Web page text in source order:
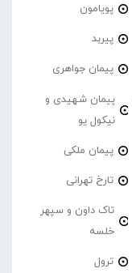
پویامون
پیربد
پیمان جواهری
پیمان شهیدی و
نیکول یو
پیمان ملکی
تارخ تهرانی
تاک داون و سپهر
خلسه
ترول